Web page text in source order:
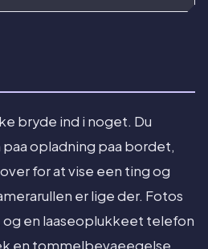
bryde ind i noget. Du
opladning paa bordet,
for at vise een ting og
er lige der. Fotos
en laaseoplukkeet telefon
en tommelbevaeegelse